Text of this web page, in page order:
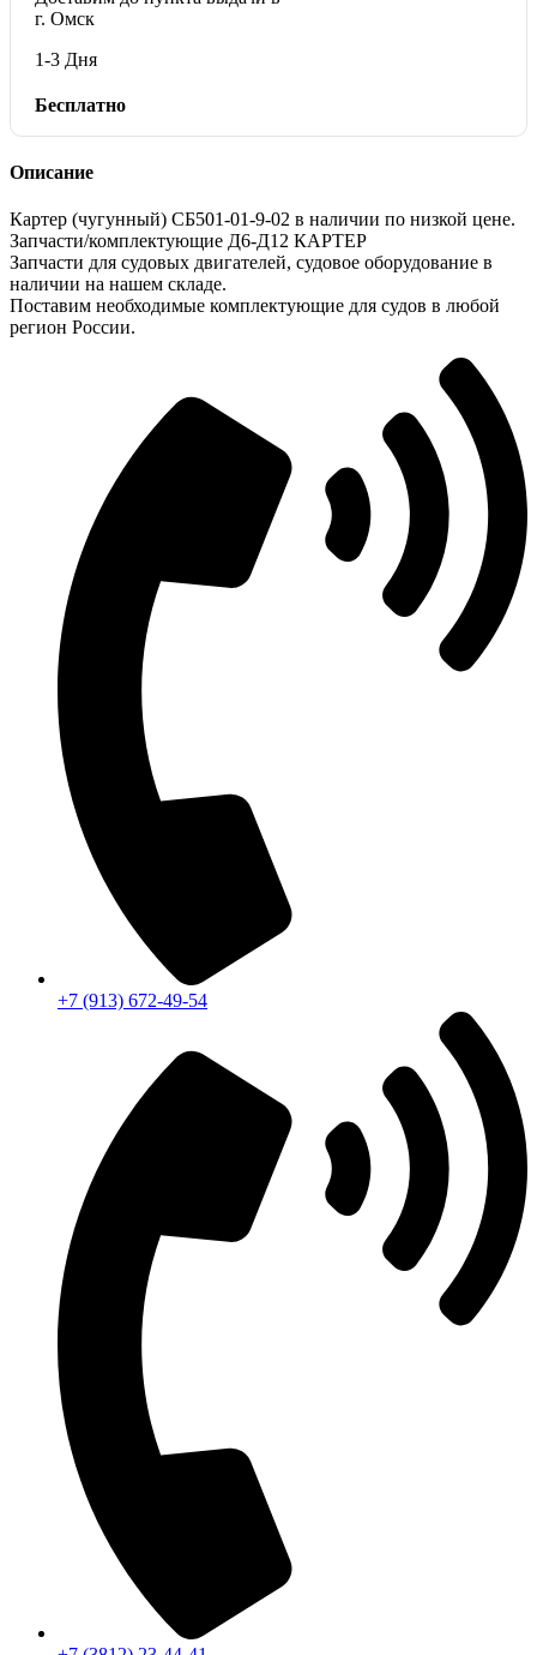
г. Омск
1-3 Дня
Бесплатно
Описание
Картер (чугунный) СБ501-01-9-02 в наличии по низкой цене.
Запчасти/комплектующие Д6-Д12 КАРТЕР
Запчасти для судовых двигателей, судовое оборудование в
наличии на нашем складе.
Поставим необходимые комплектующие для судов в любой
регион России.
+7 (913) 672-49-54